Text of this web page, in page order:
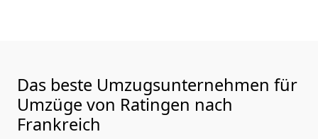
Das beste Umzugsunternehmen für
Umzüge von Ratingen nach
Frankreich